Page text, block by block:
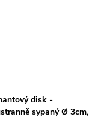
disk -
sypaný Ø 3cm,